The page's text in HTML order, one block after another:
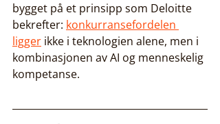
bygget på et prinsipp som Deloitte
bekrefter: konkurransefordelen
ligger ikke i teknologien alene, men i
kombinasjonen av AI og menneskelig
kompetanse.